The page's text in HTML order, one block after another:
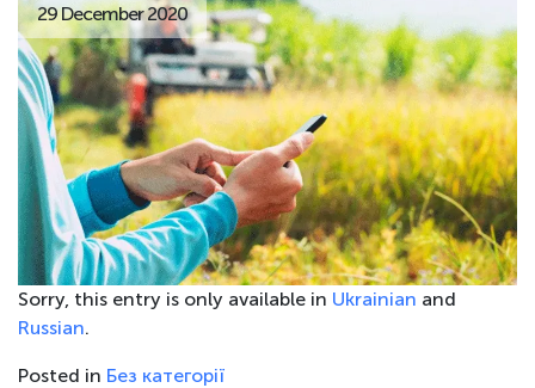
29 December 2020
Sorry, this entry is only available in Ukrainian and
Russian.
Posted in Без категорії